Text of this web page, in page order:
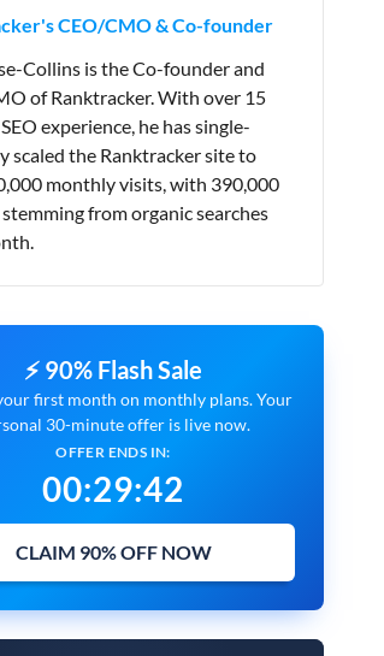
CEO/CMO & Co-founder
Collins is the Co-founder and
of Ranktracker. With over 15
experience, he has single-
scaled the Ranktracker site to
monthly visits, with 390,000
from organic searches
⚡ 90% Flash Sale
first month on monthly plans. Your
30-minute offer is live now.
OFFER ENDS IN:
00:29:40
CLAIM 90% OFF NOW